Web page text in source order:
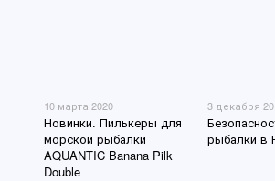
10 марта 2020
Новинки. Пилькеры для
морской рыбалки
AQUANTIC Banana Pilk
Double
3 декабря
рыбалки в